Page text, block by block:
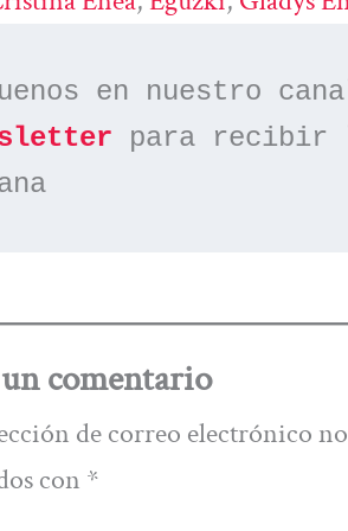
en nuestro
para recibir
comentario
de correo electrónico
con *